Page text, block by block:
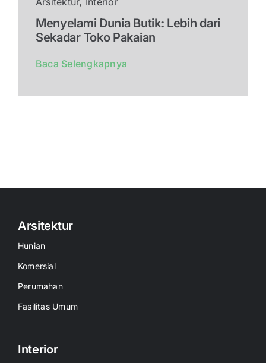
Menyelami Dunia Butik: Lebih dari
Sekadar Toko Pakaian
Baca Selengkapnya
Arsitektur
Hunian
Komersial
Perumahan
Fasilitas Umum
Interior